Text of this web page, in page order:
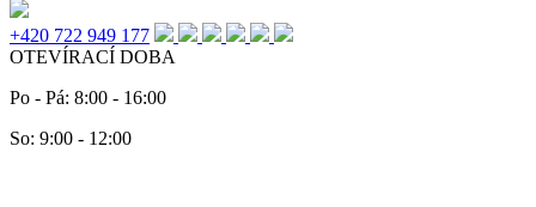
+420 722 949 177
OTEVÍRACÍ DOBA
Po - Pá: 8:00 - 16:00
So: 9:00 - 12:00